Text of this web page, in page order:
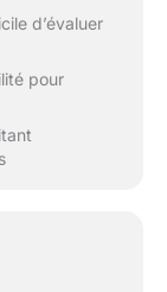
d’évaluer
pour